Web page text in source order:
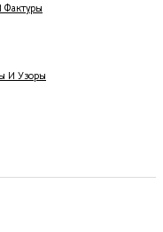
Фактуры
И Узоры